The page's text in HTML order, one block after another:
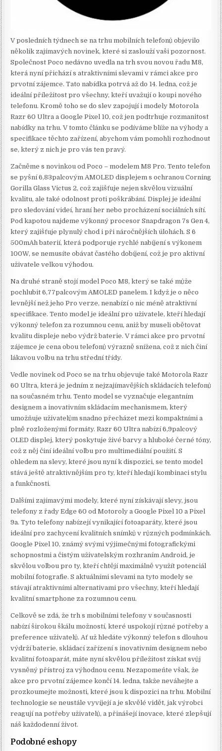
V posledních týdnech se na trhu mobilních telefonů objevilo
několik zajímavých novinek, které si zaslouží vaši pozornost.
Společnost Poco nedávno uvedla na trh svou novou řadu M8,
která nyní přichází s atraktivními slevami v rámci akce pro
prvotní zájemce. Tato nabídka potrvá až do 14. ledna, což je
ideální příležitost pro všechny, kteří uvažují o koupi nového
telefonu. Kromě toho se do slev zapojují i modely Motorola
Razr 60 Ultra a Google Pixel 10, což jen podtrhuje rozmanitost
nabídky na trhu. V tomto článku se podíváme blíže na výhody a
specifikace těchto zařízení, abychom vám pomohli rozhodnout
se, který z nich je pro vás ten pravý.
Začněme s novinkou od Poco – modelem M8 Pro. Tento telefon
se pyšní 6,83palcovým AMOLED displejem s ochranou Corning
Gorilla Glass Victus 2, což zajišťuje nejen skvělou vizuální
kvalitu, ale také odolnost proti poškrábání. Displej je ideální
pro sledování videí, hraní her nebo procházení sociálních sítí.
Pod kapotou najdeme výkonný procesor Snapdragon 7s Gen 4,
který zajišťuje plynulý chod i při náročnějších úlohách. S 6
500mAh baterií, která podporuje rychlé nabíjení s výkonem
100W, se nemusíte obávat častého dobíjení, což je pro aktivní
uživatele velkou výhodou.
Na druhé straně stojí model Poco M8, který se také může
pochlubit 6,77palcovým AMOLED panelem. I když je o něco
levnější než jeho Pro verze, nenabízí o nic méně atraktivní
specifikace. Tento model je ideální pro uživatele, kteří hledají
výkonný telefon za rozumnou cenu, aniž by museli obětovat
kvalitu displeje nebo výdrž baterie. V rámci akce pro prvotní
zájemce je cena obou telefonů výrazně snížena, což z nich činí
lákavou volbu na trhu střední třídy.
Vedle novinek od Poco se na trhu objevuje také Motorola Razr
60 Ultra, která je jedním z nejzajímavějších skládacích telefonů
na současném trhu. Tento model se vyznačuje elegantním
designem a inovativním skládacím mechanismem, který
umožňuje uživatelům snadno přecházet mezi kompaktními a
plně rozloženými formáty. Razr 60 Ultra nabízí 6,9palcový
OLED displej, který poskytuje živé barvy a hluboké černé tóny,
což z něj činí ideální volbu pro multimediální použití. S
ohledem na slevy, které jsou nyní k dispozici, se tento model
stává ještě atraktivnějším pro ty, kteří hledají kombinaci stylu
a funkčnosti.
Dalšími zajímavými modely, které nyní získávají slevy, jsou
telefony z řady Edge 60 od Motoroly a Google Pixel 10 a Pixel
9a. Tyto telefony nabízejí vynikající fotoaparáty, které jsou
ideální pro zachycení kvalitních snímků v různých podmínkách.
Google Pixel 10, známý svými výjimečnými fotografickými
schopnostmi a čistým uživatelským rozhraním Android, je
skvělou volbou pro ty, kteří chtějí maximálně využít potenciál
mobilní fotografie. S aktuálními slevami na tyto modely se
stávají atraktivními alternativami pro všechny, kteří hledají
kvalitní smartphone za rozumnou cenu.
Celkově se zdá, že trh s mobilními telefony v současnosti
nabízí širokou škálu možností, které uspokojí různé potřeby a
preference uživatelů. Ať už hledáte výkonný telefon s dlouhou
výdrží baterie, skládací zařízení s inovativním designem nebo
kvalitní fotoaparát, máte nyní skvělou příležitost získat svůj
vysněný přístroj za výhodnou cenu. Nezapomeňte však, že
akce pro prvotní zájemce končí 14. ledna, takže neváhejte a
prozkoumejte možnosti, které jsou k dispozici na trhu. Mobilní
technologie se neustále vyvíjejí a je skvělé vidět, jak výrobci
reagují na potřeby uživatelů, a přinášejí inovace, které zlepšují
náš každodenní život.
Podobné eshopy